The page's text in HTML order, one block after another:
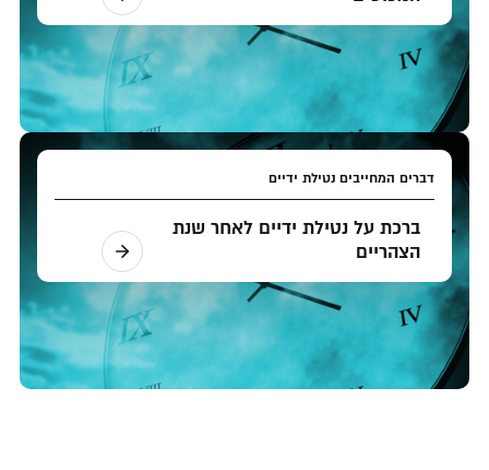
דברים המחייבים נטילת ידיים
ברכת על נטילת ידיים לאחר שנת
הצהריים